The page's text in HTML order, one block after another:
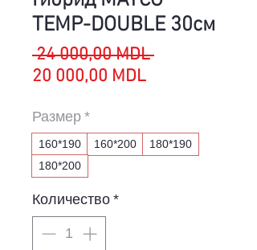
TEMP-DOUBLE 30см
24 000,00 MDL Обычная
20 000,00 MDLСпеццена
Размер *
160*190 160*200
180*190
180*200
Количество *